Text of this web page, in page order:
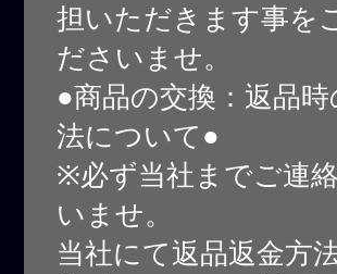
担いただきます事を
ださいませ。
●商品の交換：返品
法について●
※必ず当社までご連
いませ。
当社にて返品返金方